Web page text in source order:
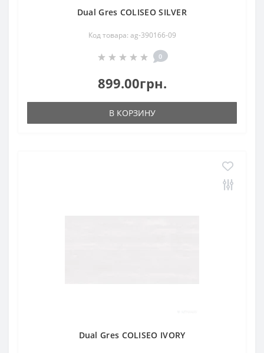
Dual Gres COLISEO SILVER
Код товара: ag-390166-09
0
899.00грн.
В КОРЗИНУ
Dual Gres COLISEO IVORY